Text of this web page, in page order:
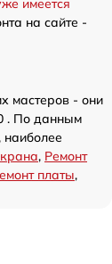
имеется
на сайте -
мастеров - они
. По данным
наиболее
, Ремонт
платы,